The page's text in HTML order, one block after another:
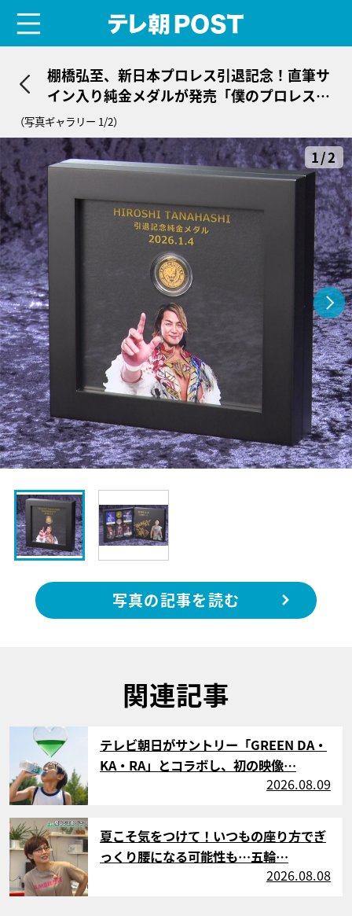
棚橋弘至、新日本プロレス引退記念！直筆サ
イン入り純金メダルが発売「僕のプロレス人
生の結晶」
（写真ギャラリー 1/2）
1/2
写真の記事を読む
関連記事
テレビ朝日がサントリー「GREEN DA・
KA・RA」とコラボし、初の映像…
2026.08.09
サムネイル
夏こそ気をつけて！いつもの座り方でぎ
っくり腰になる可能性も…五輪…
2026.08.08